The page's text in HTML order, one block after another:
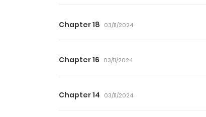
Chapter 18 03/11/2024
Chapter 16 03/11/2024
Chapter 14 03/11/2024